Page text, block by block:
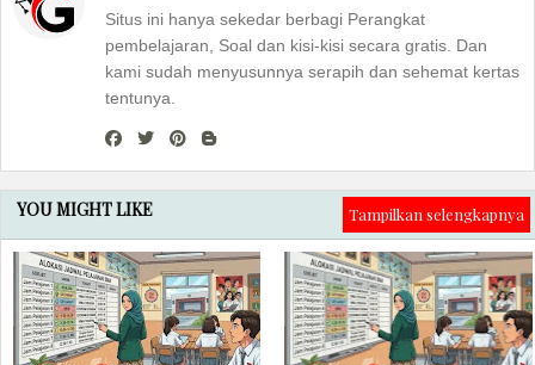
Situs ini hanya sekedar berbagi Perangkat
pembelajaran, Soal dan kisi-kisi secara gratis. Dan
kami sudah menyusunnya serapih dan sehemat kertas
tentunya.
YOU MIGHT LIKE Tampilkan selengkapnya